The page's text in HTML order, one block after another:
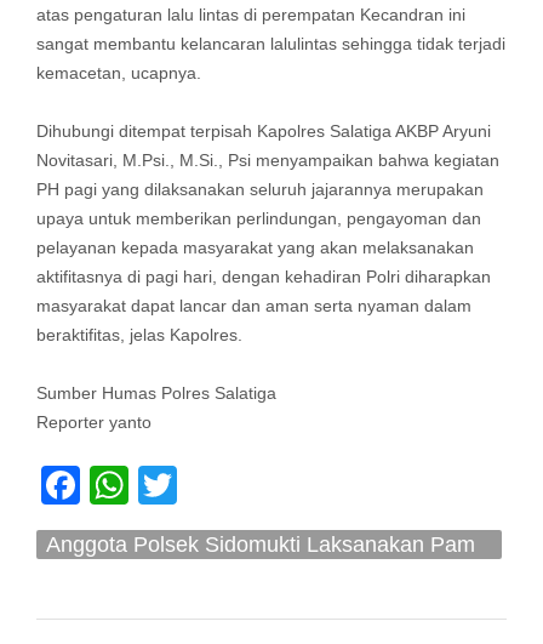
atas pengaturan lalu lintas di perempatan Kecandran ini
sangat membantu kelancaran lalulintas sehingga tidak terjadi
kemacetan, ucapnya.
Dihubungi ditempat terpisah Kapolres Salatiga AKBP Aryuni
Novitasari, M.Psi., M.Si., Psi menyampaikan bahwa kegiatan
PH pagi yang dilaksanakan seluruh jajarannya merupakan
upaya untuk memberikan perlindungan, pengayoman dan
pelayanan kepada masyarakat yang akan melaksanakan
aktifitasnya di pagi hari, dengan kehadiran Polri diharapkan
masyarakat dapat lancar dan aman serta nyaman dalam
beraktifitas, jelas Kapolres.
Sumber Humas Polres Salatiga
Reporter yanto
Facebook
WhatsApp
Anggota Polsek Sidomukti Laksanakan Pam